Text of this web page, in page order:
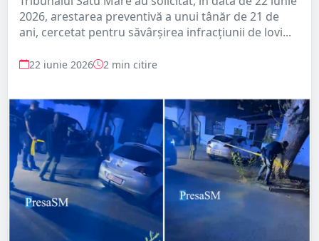
2026, arestarea preventivă a unui tânăr de 21 de
ani, cercetat pentru săvârșirea infracțiunii de lovi...
22 iunie 2026 2 min citire